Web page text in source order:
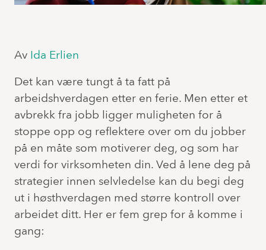
Av Ida Erlien
Det kan være tungt å ta fatt på
arbeidshverdagen etter en ferie. Men etter et
avbrekk fra jobb ligger muligheten for å
stoppe opp og reflektere over om du jobber
på en måte som motiverer deg, og som har
verdi for virksomheten din. Ved å lene deg på
strategier innen selvledelse kan du begi deg
ut i høsthverdagen med større kontroll over
arbeidet ditt. Her er fem grep for å komme i
gang: